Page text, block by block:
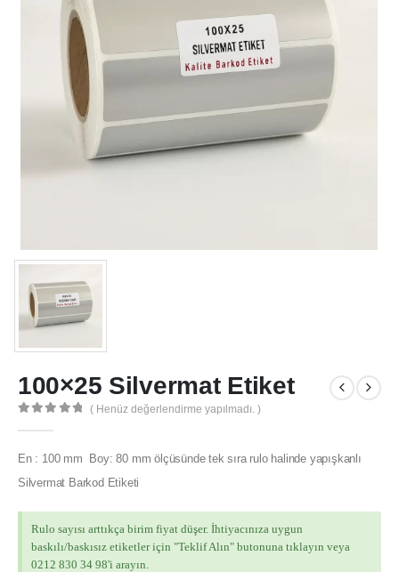
100×25 Silvermat Etiket
( Henüz değerlendirme yapılmadı. )
En : 100 mm Boy: 80 mm ölçüsünde tek sıra rulo halinde yapışkanlı
Silvermat Barkod Etiketi
Rulo sayısı arttıkça birim fiyat düşer. İhtiyacınıza uygun
baskılı/baskısız etiketler için "Teklif Alın" butonuna tıklayın veya
0212 830 34 98'i arayın.